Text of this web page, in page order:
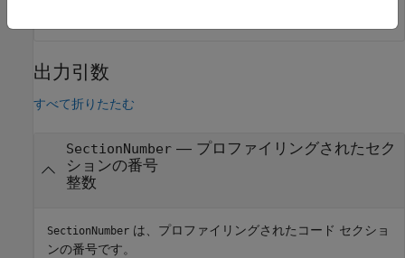
出力引数
すべて折りたたむ
SectionNumber— プロファイリングされたセク
ションの番号
整数
SectionNumber は、プロファイリングされたコード セクショ
ンの番号です。